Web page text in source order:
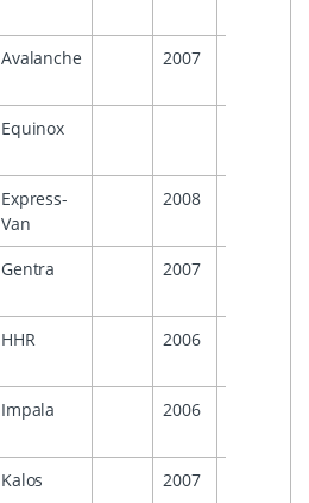
Avalanche 2007
Equinox
Express-
Van
2008
Gentra 2007
HHR 2006
Impala 2006
Kalos 2007